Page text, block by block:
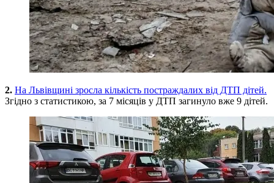
2. На Львівщині зросла кількість постраждалих від ДТП дітей.
Згідно з статистикою, за 7 місяців у ДТП загинуло вже 9 дітей.